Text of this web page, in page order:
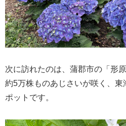
次に訪れたのは、蒲郡市の「形
約5万株ものあじさいが咲く、
ポットです。